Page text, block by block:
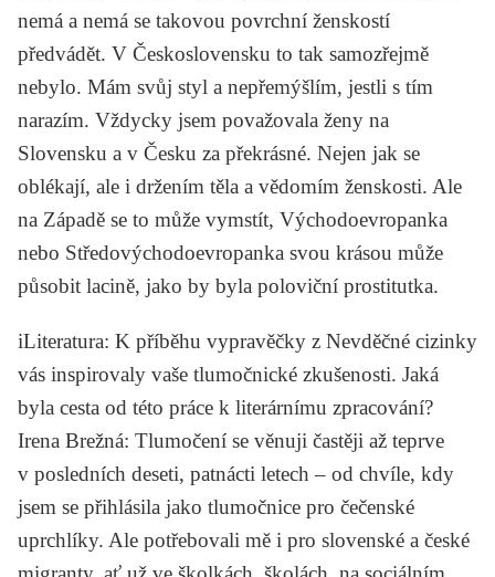
nemá a nemá se takovou povrchní ženskostí
předvádět. V Československu to tak samozřejmě
nebylo. Mám svůj styl a nepřemýšlím, jestli s tím
narazím. Vždycky jsem považovala ženy na
Slovensku a v Česku za překrásné. Nejen jak se
oblékají, ale i držením těla a vědomím ženskosti. Ale
na Západě se to může vymstít, Východoevropanka
nebo Středovýchodoevropanka svou krásou může
působit lacině, jako by byla poloviční prostitutka.
iLiteratura: K příběhu vypravěčky z Nevděčné cizinky
vás inspirovaly vaše tlumočnické zkušenosti. Jaká
byla cesta od této práce k literárnímu zpracování?
Irena Brežná: Tlumočení se věnuji častěji až teprve
v posledních deseti, patnácti letech – od chvíle, kdy
jsem se přihlásila jako tlumočnice pro čečenské
uprchlíky. Ale potřebovali mě i pro slovenské a české